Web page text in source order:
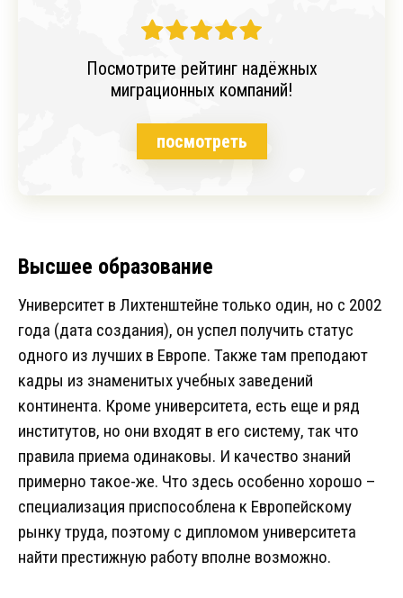
Посмотрите рейтинг надёжных
миграционных компаний!
посмотреть
Высшее образование
Университет в Лихтенштейне только один, но с 2002
года (дата создания), он успел получить статус
одного из лучших в Европе. Также там преподают
кадры из знаменитых учебных заведений
континента. Кроме университета, есть еще и ряд
институтов, но они входят в его систему, так что
правила приема одинаковы. И качество знаний
примерно такое-же. Что здесь особенно хорошо –
специализация приспособлена к Европейскому
рынку труда, поэтому с дипломом университета
найти престижную работу вполне возможно.